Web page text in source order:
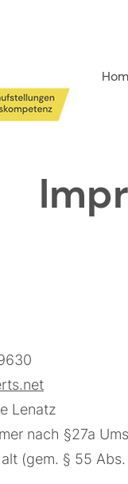
Lenatz
nach §27a
(gem. § 55